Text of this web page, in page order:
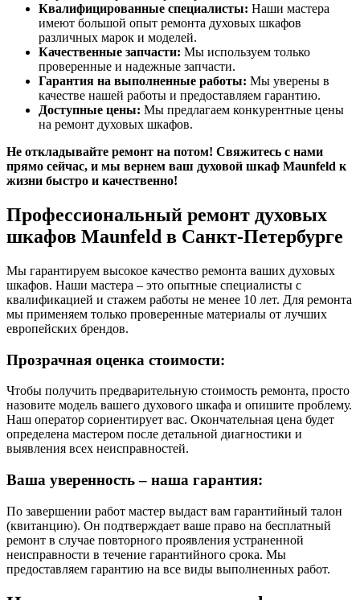
Квалифицированные специалисты: Наши мастера
имеют большой опыт ремонта духовых шкафов
различных марок и моделей.
Качественные запчасти: Мы используем только
проверенные и надежные запчасти.
Гарантия на выполненные работы: Мы уверены в
качестве нашей работы и предоставляем гарантию.
Доступные цены: Мы предлагаем конкурентные цены
на ремонт духовых шкафов.
Не откладывайте ремонт на потом! Свяжитесь с нами
прямо сейчас, и мы вернем ваш духовой шкаф Maunfeld к
жизни быстро и качественно!
Профессиональный ремонт духовых
шкафов Maunfeld в Санкт-Петербурге
Мы гарантируем высокое качество ремонта ваших духовых
шкафов. Наши мастера – это опытные специалисты с
квалификацией и стажем работы не менее 10 лет. Для ремонта
мы применяем только проверенные материалы от лучших
европейских брендов.
Прозрачная оценка стоимости:
Чтобы получить предварительную стоимость ремонта, просто
назовите модель вашего духового шкафа и опишите проблему.
Наш оператор сориентирует вас. Окончательная цена будет
определена мастером после детальной диагностики и
выявления всех неисправностей.
Ваша уверенность – наша гарантия:
По завершении работ мастер выдаст вам гарантийный талон
(квитанцию). Он подтверждает ваше право на бесплатный
ремонт в случае повторного проявления устраненной
неисправности в течение гарантийного срока. Мы
предоставляем гарантию на все виды выполненных работ.